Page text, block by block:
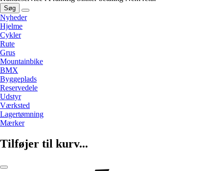
Søg
Nyheder
Hjelme
Cykler
Rute
Grus
Mountainbike
BMX
Byggeplads
Reservedele
Udstyr
Værksted
Lagertømning
Mærker
Tilføjer til kurv...